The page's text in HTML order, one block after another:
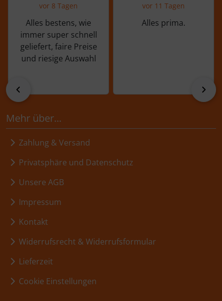
vor 8 Tagen
Alles bestens, wie
immer super schnell
geliefert, faire Preise
und riesige Auswahl
vor 11 Tagen
Alles prima.
vor
Mehr über...
Zahlung & Versand
Privatsphäre und Datenschutz
Unsere AGB
Impressum
Kontakt
Widerrufsrecht & Widerrufsformular
Lieferzeit
Cookie Einstellungen